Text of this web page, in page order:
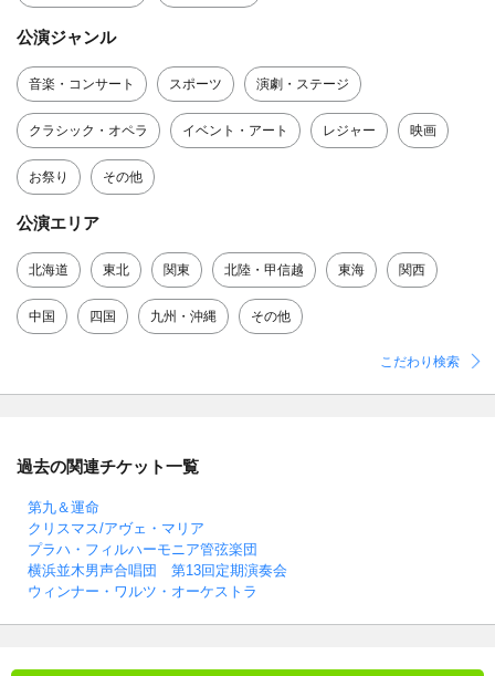
公演ジャンル
音楽・コンサート スポーツ 演劇・ステージ
クラシック・オペラ イベント・アート レジャー 映画
お祭り その他
公演エリア
北海道 東北 関東 北陸・甲信越 東海 関西
中国 四国 九州・沖縄 その他
こだわり検索
過去の関連チケット一覧
第九＆運命
クリスマス/アヴェ・マリア
プラハ・フィルハーモニア管弦楽団
横浜並木男声合唱団 第13回定期演奏会
ウィンナー・ワルツ・オーケストラ